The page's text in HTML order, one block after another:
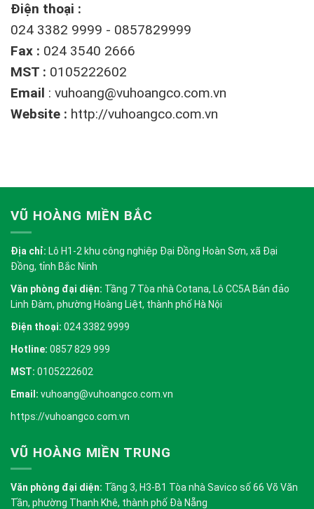
Điện thoại :
024 3382 9999 - 0857829999
Fax : 024 3540 2666
MST : 0105222602
Email : vuhoang@vuhoangco.com.vn
Website : http://vuhoangco.com.vn
VŨ HOÀNG MIỀN BẮC
Địa chỉ: Lô H1-2 khu công nghiệp Đại Đồng Hoàn Sơn, xã Đại
Đồng, tỉnh Bắc Ninh
Văn phòng đại diện: Tầng 7 Tòa nhà Cotana, Lô CC5A Bán đảo
Linh Đàm, phường Hoàng Liệt, thành phố Hà Nội
Điện thoại: 024 3382 9999
Hotline: 0857 829 999
MST: 0105222602
Email: vuhoang@vuhoangco.com.vn
https://vuhoangco.com.vn
VŨ HOÀNG MIỀN TRUNG
Văn phòng đại diện: Tầng 3, H3-B1 Tòa nhà Savico số 66 Võ Văn
Tần, phường Thanh Khê, thành phố Đà Nẵng